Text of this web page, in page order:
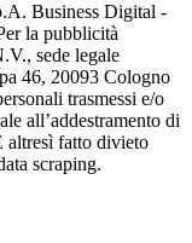
Business Digital -
la pubblicità
sede legale
46, 20093 Cologno
trasmessi e/o
all’addestramento di
altresì fatto divieto
scraping.